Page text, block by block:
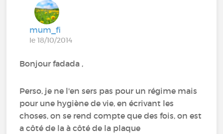
mum_fi
le 18/10/2014
Bonjour fadada ,
Perso, je ne l'en sers pas pour un régime mais
pour une hygiène de vie, en écrivant les
choses, on se rend compte que des fois, on est
a côté de la à côté de la plaque